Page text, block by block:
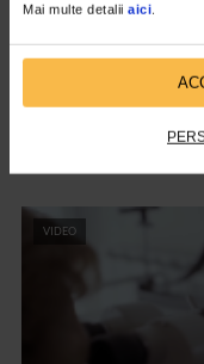
Mai multe detalii aici.
Race for the
VIDEO